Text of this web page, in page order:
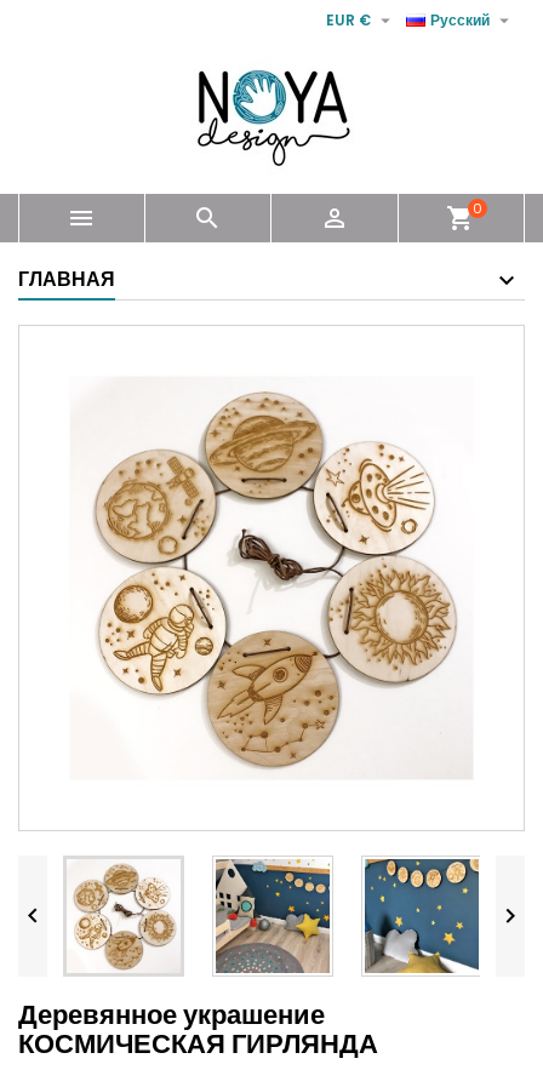
Русский 
EUR € 
   shopping_cart0
ГЛАВНАЯ
 
Деревянное украшение
КОСМИЧЕСКАЯ ГИРЛЯНДА